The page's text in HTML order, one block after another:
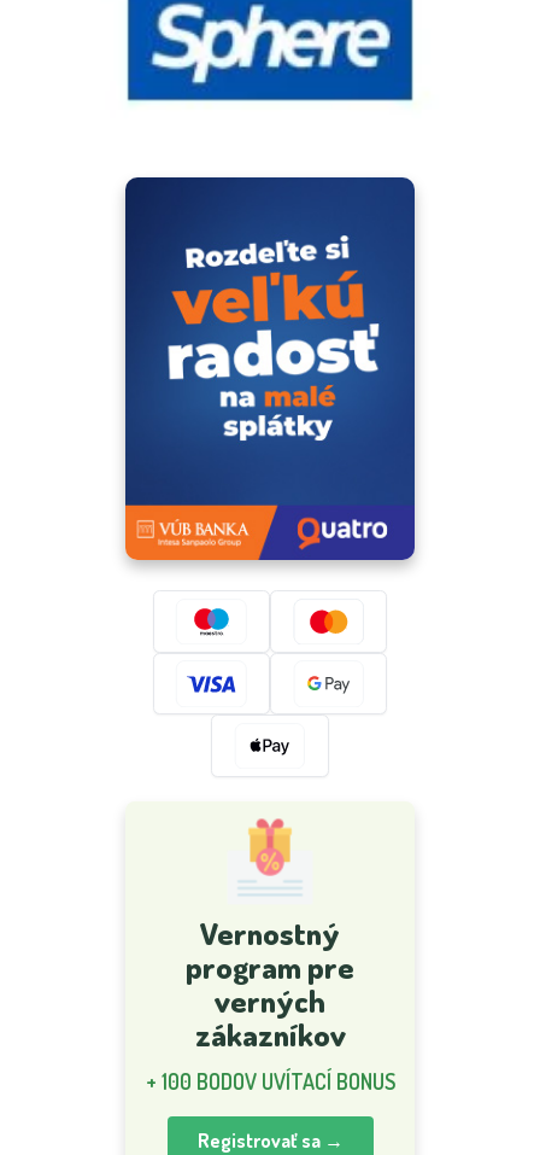
Vernostný
program pre
verných
zákazníkov
+ 100 BODOV UVÍTACÍ BONUS
Registrovať sa →